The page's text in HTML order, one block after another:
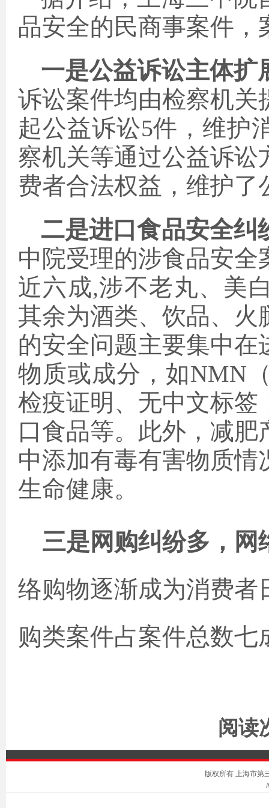
品安全的民商事案件
一是公益诉讼主体扩
诉讼案件均由检察机关
起公益诉讼5件，维护
察机关等通过公益诉
费者合法权益，维护
二是进口食品安全纠
中院受理的涉食品安
近六成,涉不老丸、美
其余为酒类、饮品、火
的安全问题主要集中
物质或成分，如NMN
检疫证明、无中文标签
口食品等。此外，减
中添加有毒有害物质
生命健康。
三是网购纠纷多，网
络购物逐渐成为消费者
购类案件占案件总数七
阅读
版权所有 上海市第